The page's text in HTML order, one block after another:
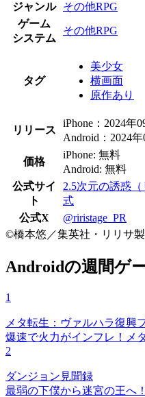
ジャンル
その他RPG
ゲーム
システム
その他RPG
タグ
美少女
横画面
原作あり
リリース
iPhone：2024年
Android：2024年
価格
iPhone: 無料
Android: 無料
公式サイ
ト
2.5次元の誘惑
式
公式X
@riristage_PR
©橋本悠／集英社・リリサ
Androidの週間ゲ
1
メタ転生：ヴァルハラ復興
爆速で火力がインフレ！メ
2
ダンジョン見聞録
最弱の下僕から迷宮の王へ